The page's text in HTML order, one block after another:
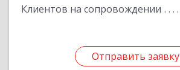
Клиентов на сопровождении
Отправить заявку
Отправить заявку